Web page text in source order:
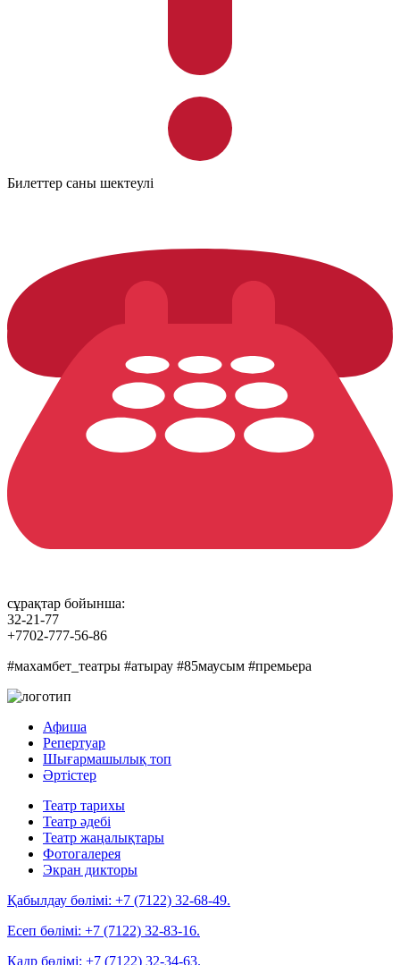
Билеттер саны шектеулі
сұрақтар бойынша:
32-21-77
+7702-777-56-86
#махамбет_театры #атырау #85маусым #премьера
Афиша
Репертуар
Шығармашылық топ
Әртістер
Театр тарихы
Театр әдебі
Театр жаңалықтары
Фотогалерея
Экран дикторы
Қабылдау бөлімі: +7 (7122) 32-68-49.
Есеп бөлімі: +7 (7122) 32-83-16.
Кадр бөлімі: +7 (7122) 32-34-63.